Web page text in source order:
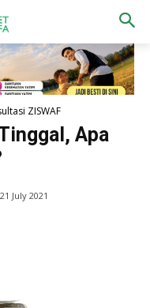
ZISWAF
Apa
21 July 2021